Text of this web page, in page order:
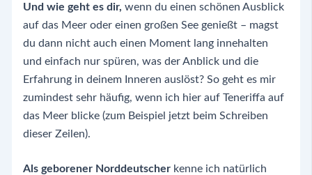
Und wie geht es dir, wenn du einen schönen Ausblick
auf das Meer oder einen großen See genießt – magst
du dann nicht auch einen Moment lang innehalten
und einfach nur spüren, was der Anblick und die
Erfahrung in deinem Inneren auslöst? So geht es mir
zumindest sehr häufig, wenn ich hier auf Teneriffa auf
das Meer blicke (zum Beispiel jetzt beim Schreiben
dieser Zeilen).
Als geborener Norddeutscherkenne ich natürlich